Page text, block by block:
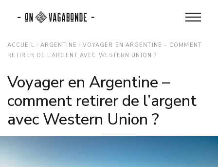
ACCUEIL ARGENTINE
VOYAGER EN ARGENTINE – COMMENT
RETIRER DE L’ARGENT AVEC WESTERN UNION ?
Voyager en Argentine –
comment retirer de l’argent
avec Western Union ?